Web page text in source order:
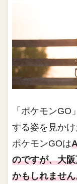
「ポケモン
する姿を見か
ポケモンGOは
のですが、大
かもしれませ